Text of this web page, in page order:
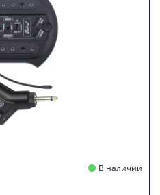
В наличии